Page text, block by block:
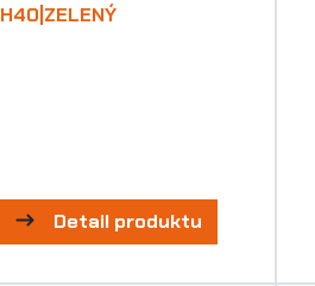
H40|ZELENÝ
Detail produktu